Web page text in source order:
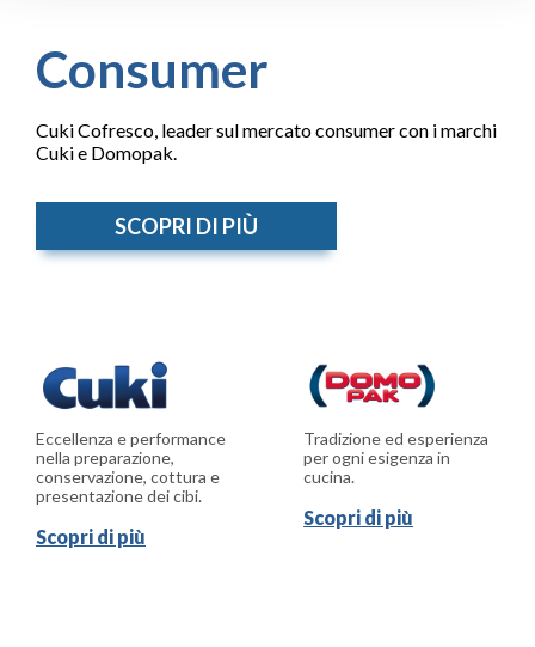
Consumer
Cuki Cofresco, leader sul mercato consumer con i marchi
Cuki e Domopak.
SCOPRI DI PIÙ
Eccellenza e performance
nella preparazione,
conservazione, cottura e
presentazione dei cibi.
Scopri di più
Tradizione ed esperienza
per ogni esigenza in
cucina.
Scopri di più